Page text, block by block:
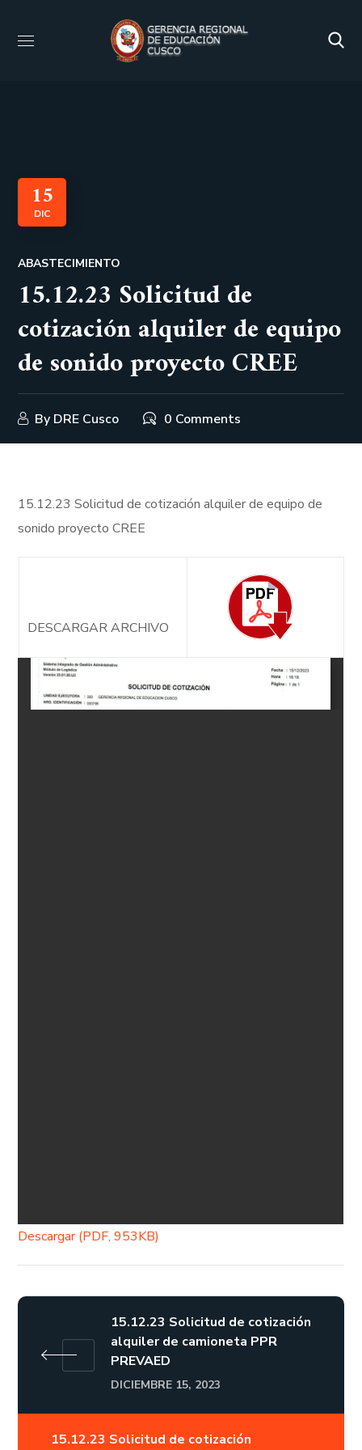
15
DIC
ABASTECIMIENTO
15.12.23 Solicitud de
cotización alquiler de equipo
de sonido proyecto CREE
By DRE Cusco 0 Comments
15.12.23 Solicitud de cotización alquiler de equipo de
sonido proyecto CREE
DESCARGAR ARCHIVO
Descargar (PDF, 953KB)
15.12.23 Solicitud de cotización
alquiler de camioneta PPR
PREVAED
DICIEMBRE 15, 2023
15.12.23 Solicitud de cotización